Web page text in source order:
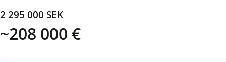
2 295 000 SEK
~208 000 €